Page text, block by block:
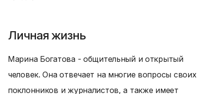
Личная жизнь
Марина Богатова - общительный и открытый
человек. Она отвечает на многие вопросы своих
поклонников и журналистов, а также имеет